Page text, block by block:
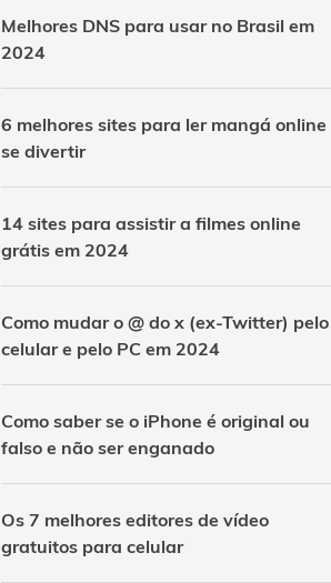
Melhores DNS para usar no Brasil em
2024
6 melhores sites para ler mangá online
se divertir
14 sites para assistir a filmes online
grátis em 2024
Como mudar o @ do x (ex-Twitter) pelo
celular e pelo PC em 2024
Como saber se o iPhone é original ou
falso e não ser enganado
Os 7 melhores editores de vídeo
gratuitos para celular